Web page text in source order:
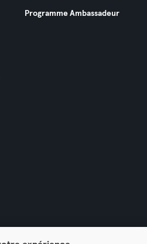
Programme Ambassadeur